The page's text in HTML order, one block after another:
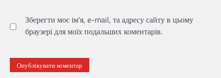
Зберегти моє ім'я, e-mail, та адресу сайту в цьому
браузері для моїх подальших коментарів.